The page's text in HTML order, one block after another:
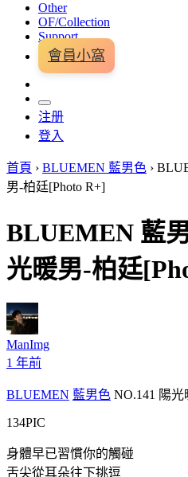
Other
OF/Collection
Support
會員小窩
注册
登入
首頁 › BLUEMEN 藍男色 ›
男-柏廷[Photo R+]
BLUEMEN 藍
光暖男-柏廷
ManImg
1 年前
BLUEMEN 藍男色 NO.141 陽光
134PIC
身體早已習慣你的觸碰
舌尖從耳朵往下挑逗